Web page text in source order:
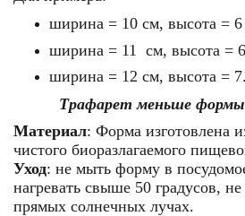
ширина = 10 см, высота =
ширина = 11 см, высота =
ширина = 12 см, высота =
Трафарет меньше
Материал: Форма изготовлена
чистого биоразлагаемого
Уход: не мыть форму в
нагревать свыше 50 градусов, не
прямых солнечных лучах.